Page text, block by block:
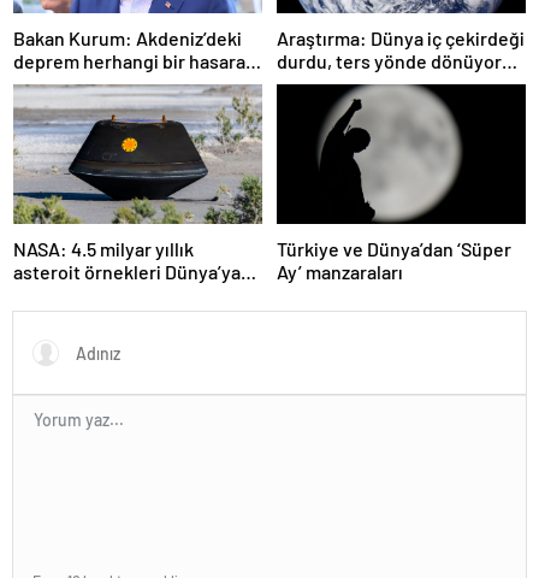
Bakan Kurum: Akdeniz’deki
deprem herhangi bir hasara
neden olmadı
Araştırma: Dünya iç çekirdeği
durdu, ters yönde dönüyor
olabilir
NASA: 4.5 milyar yıllık
asteroit örnekleri Dünya’ya
başlangıcına ışık tutabilir
Türkiye ve Dünya’dan ‘Süper
Ay’ manzaraları